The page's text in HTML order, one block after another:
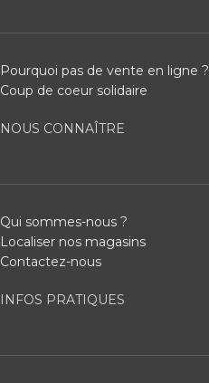
Pourquoi pas de vente en ligne ?
Coup de coeur solidaire
NOUS CONNAÎTRE
Qui sommes-nous ?
Localiser nos magasins
Contactez-nous
INFOS PRATIQUES